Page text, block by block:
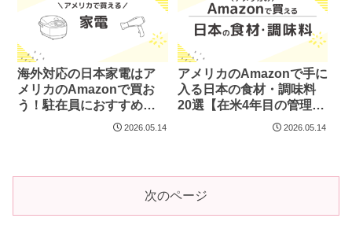
海外対応の日本家電はア
メリカのAmazonで買お
う！駐在員におすすめの
2026.05.14
アメリカのAmazonで手に
入る日本の食材・調味料
20選【在米4年目の管理栄
2026.05.14
次のページ